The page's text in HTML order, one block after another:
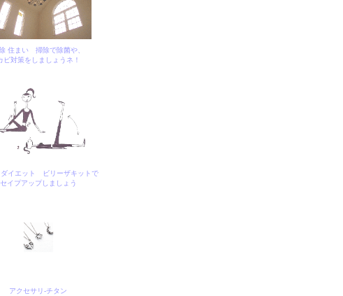
住まい 掃除で除菌や、
ビ対策をしましょうネ！
ダイエット ビリーザキットで
セイプアップしましょう
アクセサリ-チタン